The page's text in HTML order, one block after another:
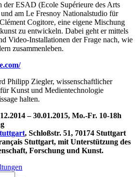
der ESAD (Ecole Supérieure des Arts
am Le Fresnoy Nationalstudio für
Cogitore, eine eigene Mischung
zu entwickeln. Dabei geht er mittels
Video-Installationen der Frage nach, wie
zusammenleben.
Philipp Ziegler, wissenschaftlicher
Kunst und Medientechnologie
halten.
– 30.01.2015, Mo.-Fr. 10-18h
, Schloßstr. 51, 70174 Stuttgart
Stuttgart, mit Unterstützung des
Forschung und Kunst.